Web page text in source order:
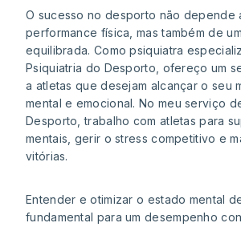
O sucesso no desporto não depende
performance física, mas também de
equilibrada. Como psiquiatra
Psiquiatria do Desporto, ofereço um
a atletas que desejam alcançar o seu
mental e emocional. No meu serviço
Desporto, trabalho com atletas para
mentais, gerir o stress competitivo e
vitórias.
Entender e otimizar o estado mental
fundamental para um desempenho